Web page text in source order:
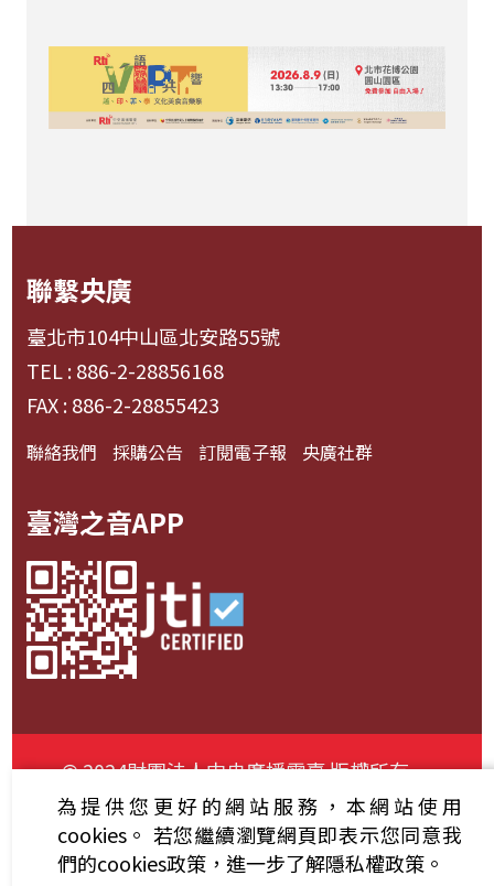
聯繫央廣
臺北市104中山區北安路55號
TEL : 886-2-28856168
FAX : 886-2-28855423
聯絡我們 採購公告 訂閱電子報 央廣社群
臺灣之音APP
© 2024財團法人中央廣播電臺 版權所有
資通安全政策聲明
服務條款 隱私權條款
為提供您更好的網站服務，本網站使用
cookies。 若您繼續瀏覽網頁即表示您同意我
們的cookies政策，進一步了解隱私權政策。